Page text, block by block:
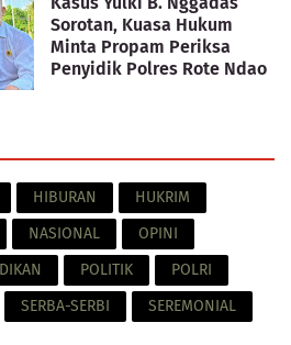
Sorotan, Kuasa Hukum
Minta Propam Periksa
Penyidik Polres Rote Ndao
HIBURAN
HUKRIM
NASIONAL
OPINI
POLITIK
POLRI
SERBA-SERBI
SEREMONIAL